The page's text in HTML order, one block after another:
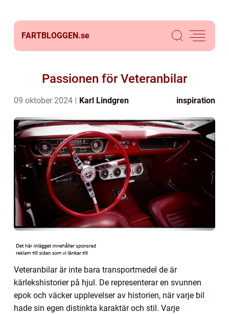
FARTBLOGGEN.se
Passionen för Veteranbilar
09 oktober 2024 Karl Lindgren inspiration
Veteranbilar är inte bara transportmedel de är
kärlekshistorier på hjul. De representerar en svunnen
epok och väcker upplevelser av historien, när varje bil
hade sin egen distinkta karaktär och stil. Varje